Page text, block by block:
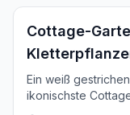
Inspiration
Cottage-
Ein weiß
ikonischste
Kletterpflanzen